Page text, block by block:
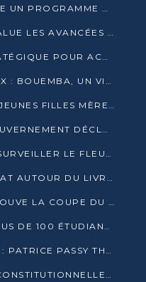
LA BANQUE MONDIALE LANCE UN PROGRAMME DE 394 MILLIONS DE DOLLARS POUR LE BASSIN DU CONGO
POINTE-NOIRE : LE PAPN ÉVALUE LES AVANCÉES DU MÔLE EST
ÉNERGIE : UN RAPPORT STRATÉGIQUE POUR ACCÉLÉRER LA TRANSITION AU CONGO
DÉPARTEMENT DES PLATEAUX : BOUEMBA, UN VIVIER ÉCONOMIQUE PRÊT À EXPLOSER
GOMA TSÉ-TSÉ : PLUS DE 50 JEUNES FILLES MÈRES SENSIBILISÉES À LA SANTÉ SEXUELLE
QUALIF AU MONDIAL : LE GOUVERNEMENT DÉCLARE LA JOURNÉE DU 1ER AVRIL 2026 CHÔMÉE ET PAYÉE
BRAZZAVILLE PROMET DE « SURVEILLER LE FLEUVE » APRÈS LA QUALIFICATION DE LA RDC AU MONDIAL
MÉDIAS ET ÉGALITÉ : UN DÉBAT AUTOUR DU LIVRE « CES FEMMES QUI REPRENNENT LE POUVOIR SUR LEUR VIE »
60 ANS APRÈS, LA RDC RETROUVE LA COUPE DU MONDE
CONGO TERMINAL FORME PLUS DE 100 ÉTUDIANTS AUX TECHNIQUES D’EMBAUCHE
INTELLIGENCE ÉCONOMIQUE : PATRICE PASSY THÉORISE UNE STRATÉGIE ADAPTÉE AUX CONTEXTES FRAGMENTÉS
PRÉSIDENTIELLE : LA COUR CONSTITUTIONNELLE CONFIRME LA VICTOIRE DE SASSOU NGUESSO AVEC 94,90 % DES SUFFRAGES